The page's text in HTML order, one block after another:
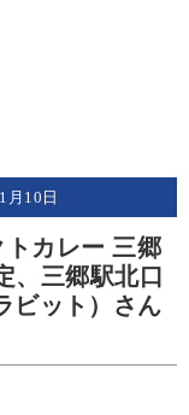
月10日
カレー 三郷
、三郷駅北口
ビット）さん